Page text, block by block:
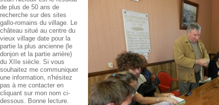
de plus de 50 ans de
recherche sur des sites
gallo-romains du village. Le
château situé au centre du
vieux village date pour la
partie la plus ancienne (le
donjon et la partie arrière)
du XIIe siècle. Si vous
souhaitez me communiquer
une information, n'hésitez
pas à me contacter en
cliquant sur mon nom ci-
dessous. Bonne lecture.